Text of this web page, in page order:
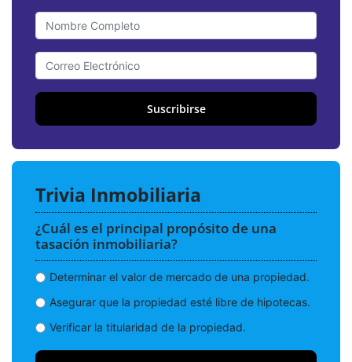
Suscribirse
Trivia Inmobiliaria
¿Cuál es el principal propósito de una
tasación inmobiliaria?
Determinar el valor de mercado de una propiedad.
Asegurar que la propiedad esté libre de hipotecas.
Verificar la titularidad de la propiedad.